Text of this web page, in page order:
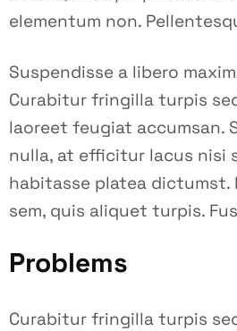
elementum non.
Suspendisse a libero
Curabitur fringilla turpis
laoreet feugiat accumsan.
nulla, at efficitur lacus nisi
habitasse platea dictumst.
sem, quis aliquet turpis.
Problems
Curabitur fringilla turpis